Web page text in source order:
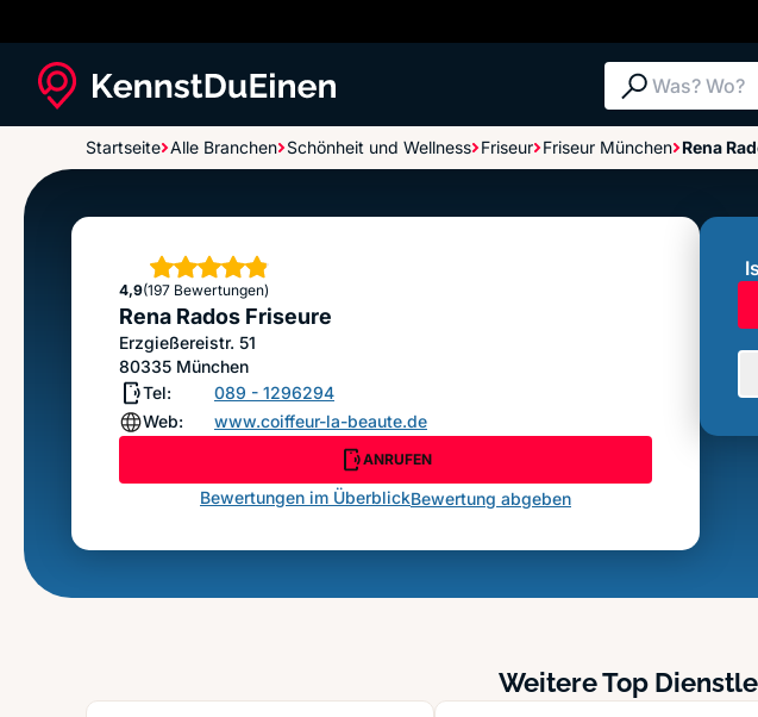
Suche: Was? Wo?
Startseite Alle Branchen Schönheit und Wellness Friseur Friseur München Rena
Rena Rados Friseure
4,9
Sterne(197 Bewertungen)
Rena Rados Friseure
Erzgießereistr. 51
80335 München
Tel:
089 - 1296294
Web:
www.coiffeur-la-beaute.de
ANRUFEN
Bewertungen im ÜberblickBewertung abgeben
Weitere Top